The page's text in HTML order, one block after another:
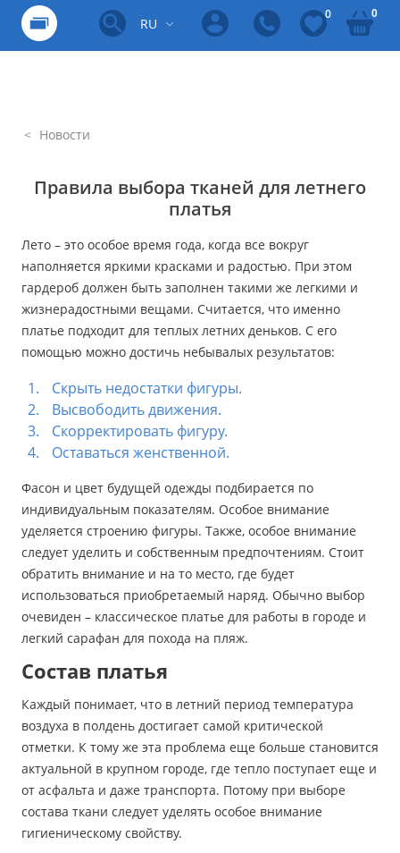
RU
0 0
Новости
Правила выбора тканей для летнего
платья
Лето – это особое время года, когда все вокруг
наполняется яркими красками и радостью. При этом
гардероб должен быть заполнен такими же легкими и
жизнерадостными вещами. Считается, что именно
платье подходит для теплых летних деньков. С его
помощью можно достичь небывалых результатов:
Скрыть недостатки фигуры.
Высвободить движения.
Скорректировать фигуру.
Оставаться женственной.
Фасон и цвет будущей одежды подбирается по
индивидуальным показателям. Особое внимание
уделяется строению фигуры. Также, особое внимание
следует уделить и собственным предпочтениям. Стоит
обратить внимание и на то место, где будет
использоваться приобретаемый наряд. Обычно выбор
очевиден – классическое платье для работы в городе и
легкий сарафан для похода на пляж.
Состав платья
Каждый понимает, что в летний период температура
воздуха в полдень достигает самой критической
отметки. К тому же эта проблема еще больше становится
актуальной в крупном городе, где тепло поступает еще и
от асфальта и даже транспорта. Потому при выборе
состава ткани следует уделять особое внимание
гигиеническому свойству.